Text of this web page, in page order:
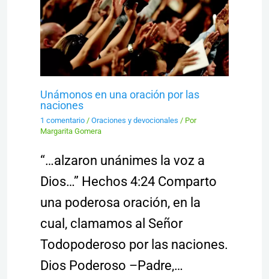
Unámonos en una oración por las
naciones
1 comentario / Oraciones y devocionales / Por
Margarita Gomera
“…alzaron unánimes la voz a
Dios…” Hechos 4:24 Comparto
una poderosa oración, en la
cual, clamamos al Señor
Todopoderoso por las naciones.
Dios Poderoso –Padre,…